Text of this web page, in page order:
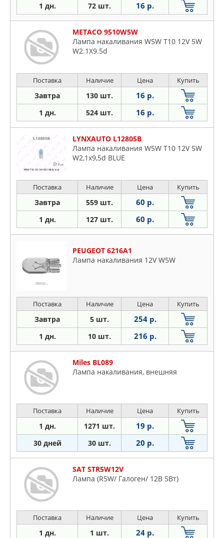
1 дн. 72 шт. 16 р.
METACO 9510W5W
Лампа накаливания W5W T10 12V 5W
W2.1X9.5d
Поставка Наличие Цена Купить
Завтра 130 шт. 16 р.
1 дн. 524 шт. 16 р.
LYNXAUTO L12805B
Лампа накаливания W5W T10 12V 5W
W2,1x9,5d BLUE
Поставка Наличие Цена Купить
Завтра 559 шт. 60 р.
1 дн. 127 шт. 60 р.
PEUGEOT 6216A1
Лампа накаливания 12V W5W
Поставка Наличие Цена Купить
Завтра 5 шт. 254 р.
1 дн. 10 шт. 216 р.
Miles BL089
Лампа накаливания, внешняя
Поставка Наличие Цена Купить
1 дн. 1271 шт. 19 р.
30 дней 30 шт. 20 р.
SAT STR5W12V
Лампа (R5W/ Галоген/ 12В 5Вт)
Поставка Наличие Цена Купить
1 дн. 1 шт. 24 р.